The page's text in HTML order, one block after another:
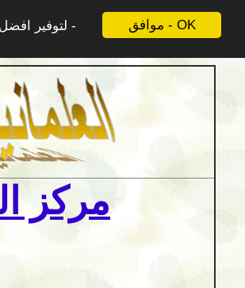
موافق - OK
لتوفير
مركز